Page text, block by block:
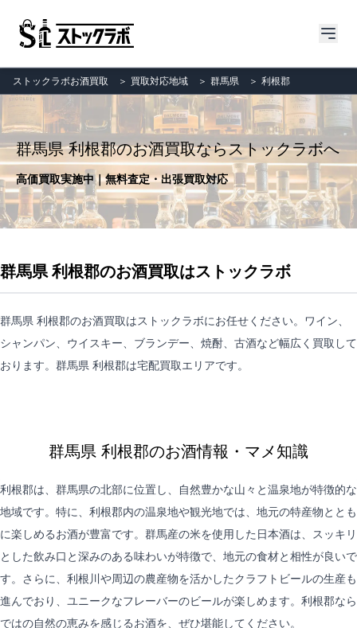
ストックラボお酒買取 ＞ 買取対応地域 ＞ 群馬県 ＞ 利根郡
群馬県 利根郡のお酒買取ならストックラボへ
高価買取実施中｜無料査定・出張買取対応
群馬県 利根郡のお酒買取はストックラボ
群馬県 利根郡のお酒買取はストックラボにお任せください。ワイン、
シャンパン、ウイスキー、ブランデー、焼酎、古酒など幅広く買取して
おります。群馬県 利根郡は宅配買取エリアです。
群馬県 利根郡のお酒情報・マメ知識
利根郡は、群馬県の北部に位置し、自然豊かな山々と温泉地が特徴的な
地域です。特に、利根郡内の温泉地や観光地では、地元の特産物ととも
に楽しめるお酒が豊富です。群馬産の米を使用した日本酒は、スッキリ
とした飲み口と深みのある味わいが特徴で、地元の食材と相性が良いで
す。さらに、利根川や周辺の農産物を活かしたクラフトビールの生産も
進んでおり、ユニークなフレーバーのビールが楽しめます。利根郡なら
ではの自然の恵みを感じるお酒を、ぜひ堪能してください。